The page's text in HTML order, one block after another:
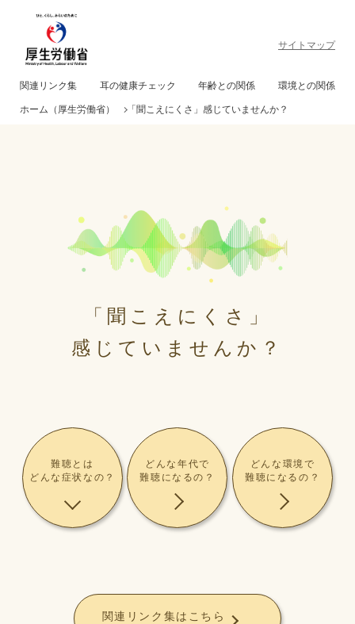
サイトマップ
関連リンク集 耳の健康チェック 年齢との関係 環境との関係
ホーム（厚生労働省） 「聞こえにくさ」感じていませんか？
「聞こえにくさ」
感じていませんか？
難聴とは
どんな症状なの？
どんな年代で
難聴になるの？
どんな環境で
難聴になるの？
関連リンク集はこちら